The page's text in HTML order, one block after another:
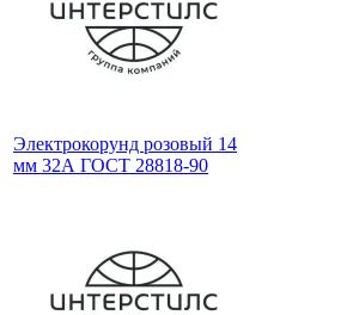
Электрокорунд розовый 14
мм 32А ГОСТ 28818-90